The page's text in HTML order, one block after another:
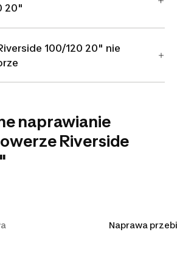
20"
100/120 20" nie
naprawianie
Riverside
Naprawa